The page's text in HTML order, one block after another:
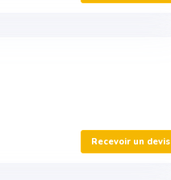
Recevoir un devis